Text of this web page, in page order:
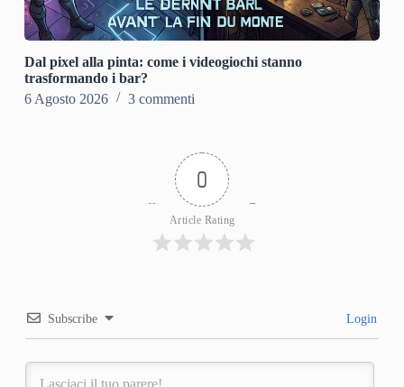
Dal pixel alla pinta: come i videogiochi stanno
trasformando i bar?
6 Agosto 2026
3 commenti
0
Article Rating
Subscribe Login